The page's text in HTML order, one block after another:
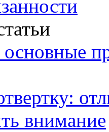
внимание